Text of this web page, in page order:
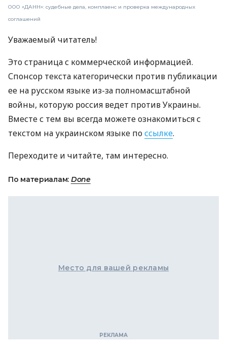
ООО «ДАНН»: судебные дела, комплаенс и проверка международных
соглашений
Уважаемый читатель!
Это страница с коммерческой информацией.
Спонсор текста категорически против публикации
ее на русском языке из-за полномасштабной
войны, которую россия ведет против Украины.
Вместе с тем вы всегда можете ознакомиться с
текстом на украинском языке поссылке.
Переходите и читайте, там интересно.
По материалам: Done
Место для вашей рекламы